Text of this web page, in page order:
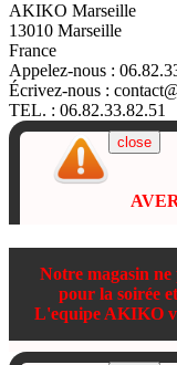
AKIKO Marseille
13010 Marseille
France
Appelez-nous :
Écrivez-nous :
TEL. : 06.82.33.82.51
close
Notre magasin
pour la soirée
L'equipe AKIKO